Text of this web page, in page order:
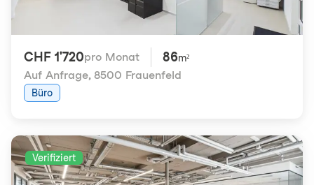
CHF 1'720pro Monat 86m²
Auf Anfrage, 8500 Frauenfeld
Büro
Verifiziert